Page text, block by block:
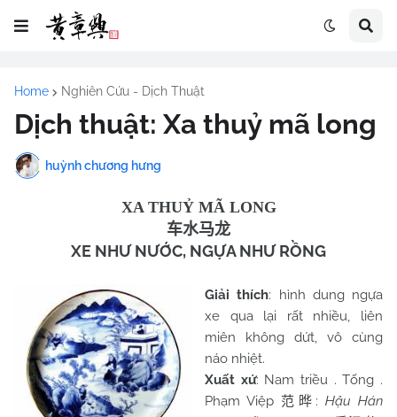
Home Nghiên Cứu - Dịch Thuật
Dịch thuật: Xa thuỷ mã long
huỳnh chương hưng
XA THUỶ MÃ LONG
车水马龙
XE NHƯ NƯỚC, NGỰA NHƯ RỒNG
Giải thích: hình dung ngựa
xe qua lại rất nhiều, liên
miên không dứt, vô cùng
náo nhiệt.
Xuất xứ: Nam triều . Tống .
Phạm Việp范晔 : Hậu Hán